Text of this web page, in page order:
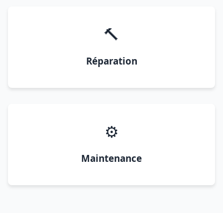
🔨
Réparation
⚙️
Maintenance